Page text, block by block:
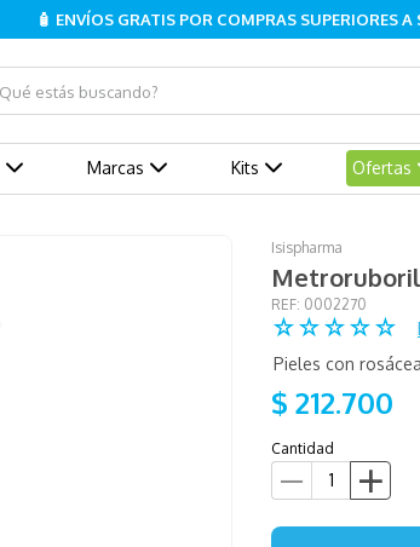
🧴 ENVÍOS GRATIS POR COMPRAS SUPERIORES A
estás buscando?
Marcas Kits Ofertas
Isispharma
: 0002270
☆☆☆☆☆
Pieles con rosácea
$ 212.700
Cantidad